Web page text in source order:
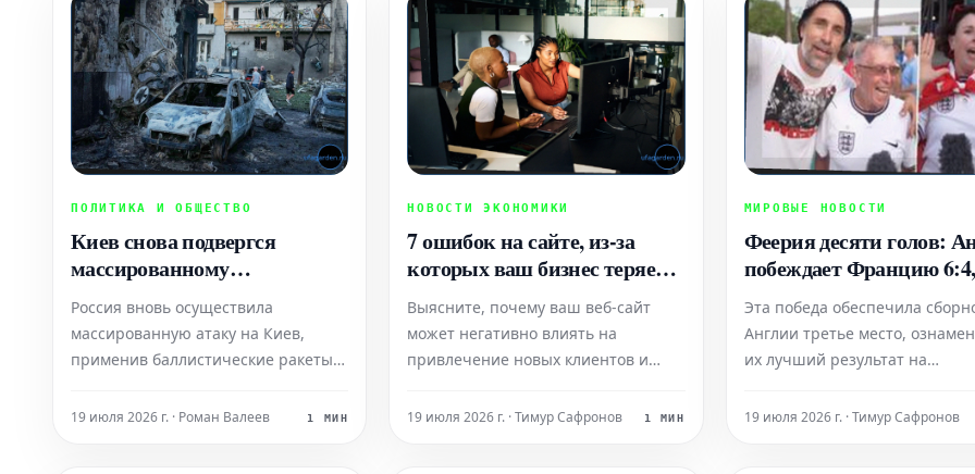
ПОЛИТИКА И ОБЩЕСТВО
Киев снова подвергся
массированному
российскому ракетному
обстрелу
Россия вновь осуществила
массированную атаку на Киев,
применив баллистические ракеты.
результате ударов были
19 июля 2026 г. · Роман Валеев 1 МИН
НОВОСТИ ЭКОНОМИКИ
7 ошибок на сайте, из-за
которых ваш бизнес теряет
клиентов
Выясните, почему ваш веб-сайт
может негативно влиять на
привлечение новых клиентов и
мы рассмотрим, какие шаги можно
19 июля 2026 г. · Тимур Сафронов 1 МИН
МИРОВЫЕ НОВОСТИ
Феерия десяти голов:
побеждает Францию 6:4,
реакция фанатов
Эта победа обеспечила
Англии третье место,
их лучший результат на
19 июля 2026 г. · Тимур Сафронов